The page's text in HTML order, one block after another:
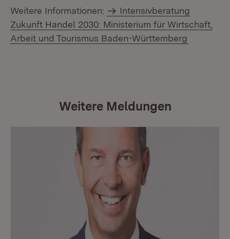
Weitere Informationen:
Intensivberatung
Zukunft Handel 2030: Ministerium für Wirtschaft,
Arbeit und Tourismus Baden-Württemberg
Weitere Meldungen